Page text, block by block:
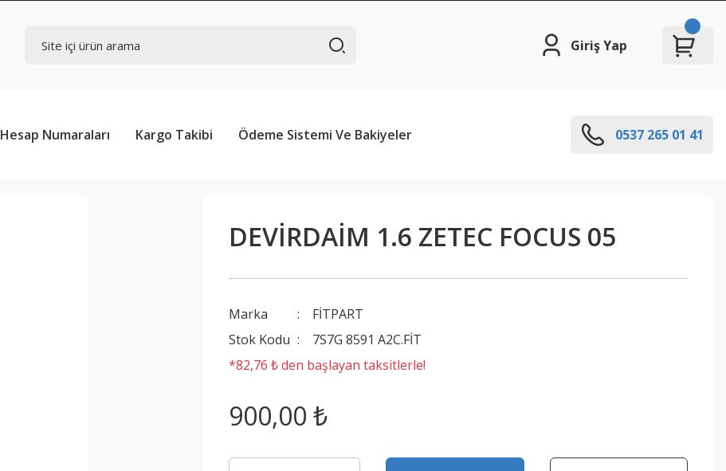
Giriş Yap
Hesap Numaraları Kargo Takibi Ödeme Sistemi Ve Bakiyeler 0537 265 01 41
DEVİRDAİM 1.6 ZETEC FOCUS 05
Marka
FİTPART
Stok Kodu
7S7G 8591 A2C.FİT
*82,76 ₺ den başlayan taksitlerle!
900,00 ₺